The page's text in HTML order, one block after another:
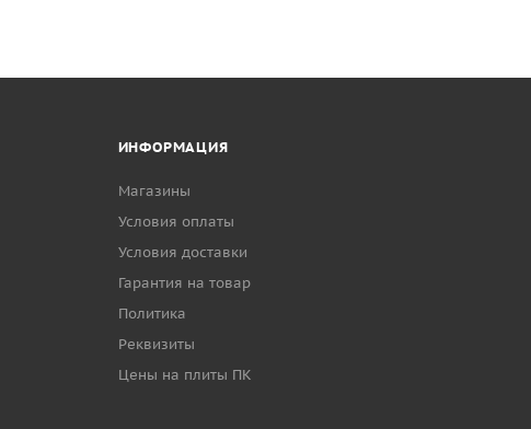
ИНФОРМАЦИЯ
Магазины
Условия оплаты
Условия доставки
Гарантия на товар
Политика
Реквизиты
Цены на плиты ПК